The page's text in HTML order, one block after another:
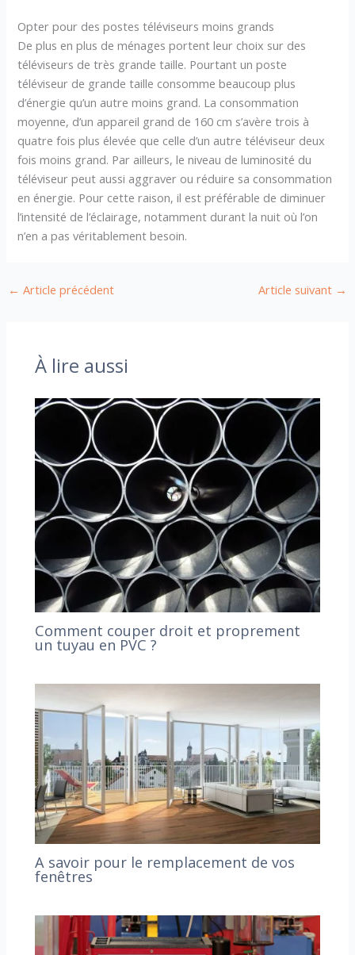
Opter pour des postes téléviseurs moins grands
De plus en plus de ménages portent leur choix sur des
téléviseurs de très grande taille. Pourtant un poste
téléviseur de grande taille consomme beaucoup plus
d’énergie qu’un autre moins grand. La consommation
moyenne, d’un appareil grand de 160 cm s’avère trois à
quatre fois plus élevée que celle d’un autre téléviseur deux
fois moins grand. Par ailleurs, le niveau de luminosité du
téléviseur peut aussi aggraver ou réduire sa consommation
en énergie. Pour cette raison, il est préférable de diminuer
l’intensité de l’éclairage, notamment durant la nuit où l’on
n’en a pas véritablement besoin.
← Article précédent Article suivant →
À lire aussi
Comment couper droit et proprement
un tuyau en PVC ?
A savoir pour le remplacement de vos
fenêtres